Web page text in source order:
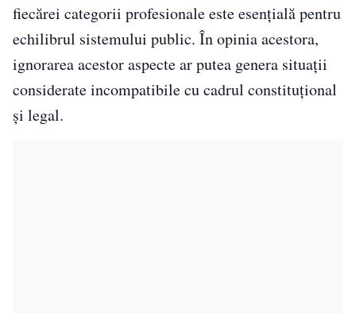
fiecărei categorii profesionale este esențială pentru
echilibrul sistemului public. În opinia acestora,
ignorarea acestor aspecte ar putea genera situații
considerate incompatibile cu cadrul constituțional
și legal.